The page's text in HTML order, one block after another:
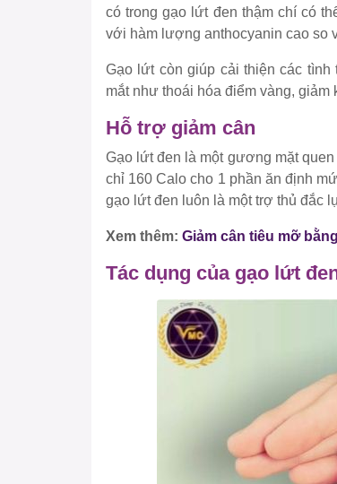
có trong gạo lứt đen thậm chí có
với hàm lượng anthocyanin cao so
Gạo lứt còn giúp cải thiện các
mắt như thoái hóa điểm vàng,
Hỗ trợ giảm cân
Gạo lứt đen là một gương mặt
chỉ 160 Calo cho 1 phần ăn định
gạo lứt đen luôn là một trợ thủ đắc
Xem thêm: Giảm cân tiêu mỡ
Tác dụng của gạo lứt